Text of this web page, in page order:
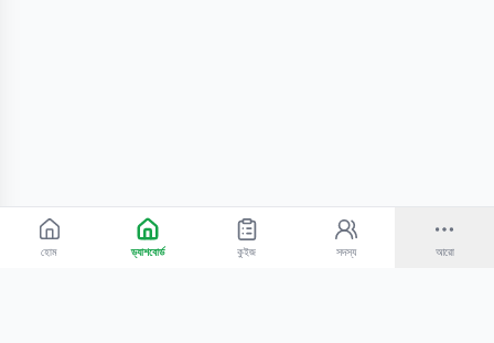
হোম ড্যাশবোর্ড কুইজ সদস্য আরো